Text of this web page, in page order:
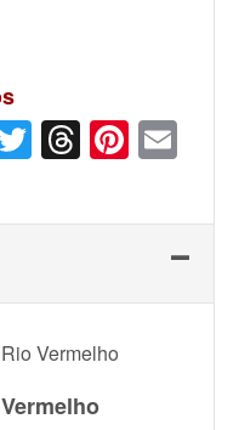
Twitter
Threads